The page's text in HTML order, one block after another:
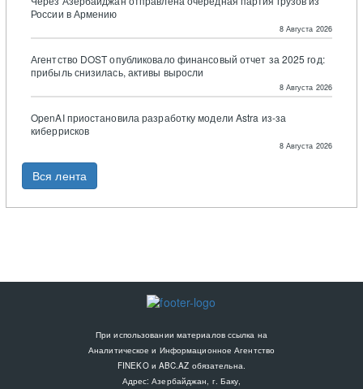
России в Армению
8 Августа 2026
Агентство DOST опубликовало финансовый отчет за 2025 год:
прибыль снизилась, активы выросли
8 Августа 2026
OpenAI приостановила разработку модели Astra из-за
киберрисков
8 Августа 2026
Вся лента
При использовании материалов ссылка на
Аналитическое и Информационное Агентство
FINEKO и ABC.AZ обязательна.
Адрес: Азербайджан, г. Баку,